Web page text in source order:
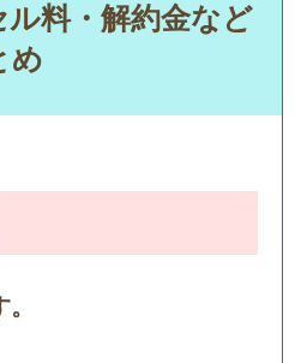
料・解約金など
め